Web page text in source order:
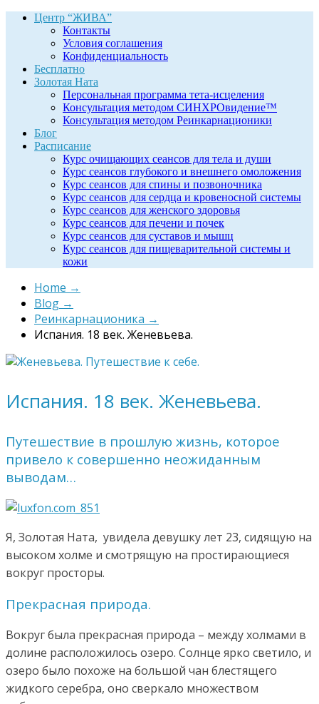
Центр “ЖИВА”
Контакты
Условия соглашения
Конфиденциальность
Бесплатно
Золотая Ната
Персональная программа тета-исцеления
Консультация методом СИНХРОвидение™
Консультация методом Реинкарнационики
Блог
Расписание
Курс очищающих сеансов для тела и души
Курс сеансов глубокого и внешнего омоложения
Курс сеансов для спины и позвоночника
Курс сеансов для сердца и кровеносной системы
Курс сеансов для женского здоровья
Курс сеансов для печени и почек
Курс сеансов для суставов и мышц
Курс сеансов для пищеварительной системы и
кожи
Home →
Blog →
Реинкарнационика →
Испания. 18 век. Женевьева.
Испания. 18 век. Женевьева.
Путешествие в прошлую жизнь, которое
привело к совершенно неожиданным
выводам…
Я, Золотая Ната, увидела девушку лет 23, сидящую на
высоком холме и смотрящую на простирающиеся
вокруг просторы.
Прекрасная природа.
Вокруг была прекрасная природа – между холмами в
долине расположилось озеро. Солнце ярко светило, и
озеро было похоже на большой чан блестящего
жидкого серебра, оно сверкало множеством